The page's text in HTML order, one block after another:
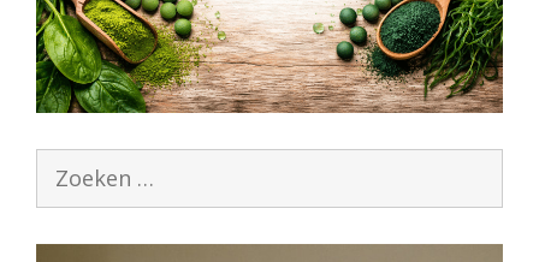
Zoek